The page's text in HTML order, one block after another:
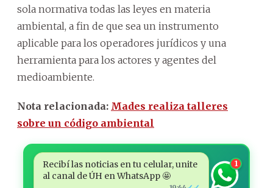
sola normativa todas las leyes en materia
ambiental, a fin de que sea un instrumento
aplicable para los operadores jurídicos y una
herramienta para los actores y agentes del
medioambiente.
Nota relacionada: Mades realiza talleres
sobre un código ambiental
Recibí las noticias en tu celular, unite
al canal de ÚH en WhatsApp 🤩
1